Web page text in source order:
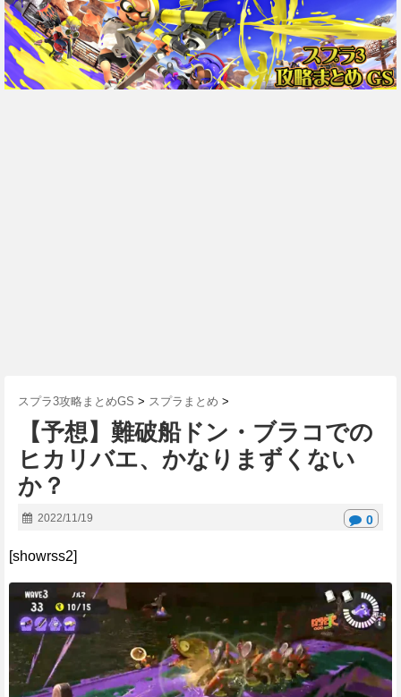
スプラ3攻略まとめGS > スプラまとめ >
【予想】難破船ドン・ブラコでの
ヒカリバエ、かなりまずくない
か？
2022/11/19 0
[showrss2]